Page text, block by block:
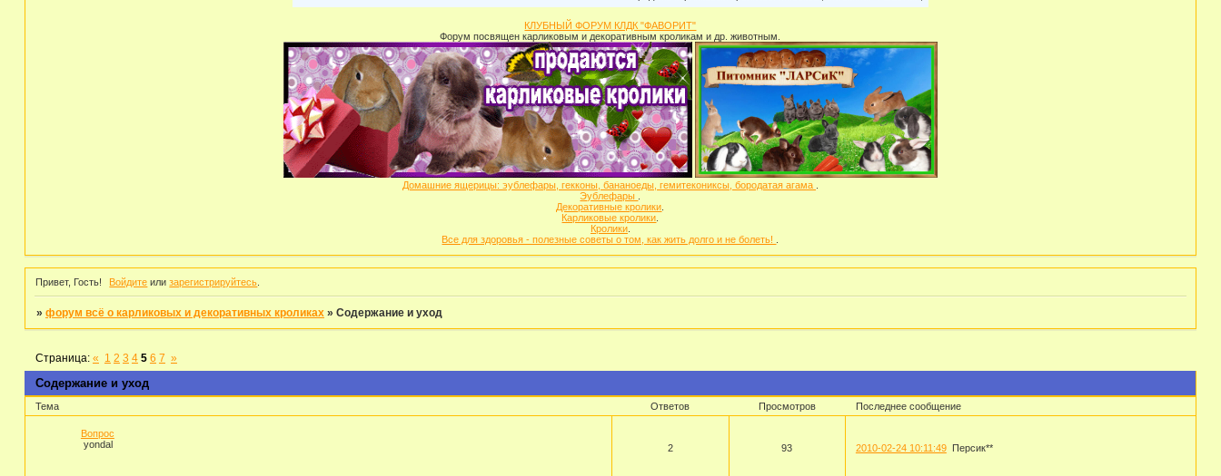
КЛУБНЫЙ ФОРУМ КЛДК "ФАВОРИТ"
Форум посвящен карликовым и декоративным кроликам и др. животным.
Домашние ящерицы: эублефары, гекконы, бананоеды, гемитекониксы, бородатая агама
Эублефары
Декоративные кролики
Карликовые кролики
Кролики.
Все для здоровья - полезные советы о том, как жить долго и не болеть!
Привет, Гость! Войдите илизарегистрируйтесь
» форум всё о карликовых и декоративных кроликах » Содержание и уход
Содержание и уход
Страница: « 1 2 3 4 5 6 7 »
Тема Ответов Просмотров Последнее сообщение
Вопрос
yondal
2 93 2010-02-24 10:11:49 Персик**